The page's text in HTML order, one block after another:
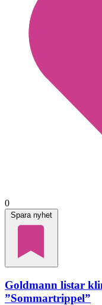
0
Spara nyhet
Goldmann listar
”Sommartrippel”